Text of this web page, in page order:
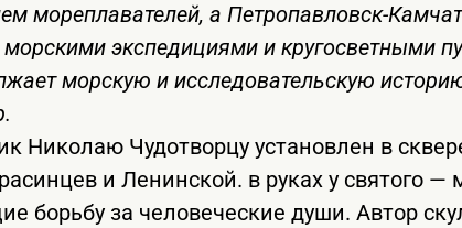
мореплавателей, а Петропавловск-
морскими экспедициями и кругосветными
морскую и исследовательскую
Николаю Чудотворцу установлен в
и Ленинской. в руках у святого —
борьбу за человеческие души. Автор